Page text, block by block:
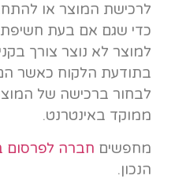
לרכישת המוצר או
כדי שגם אם בעת חשיפת
למוצר לא נוצר צורך
בתודעת הלקוח כאשר
לבחור ברכישה של
ממוקד באינטרנט.
מחפשים חברה לפרסום
הנכון.